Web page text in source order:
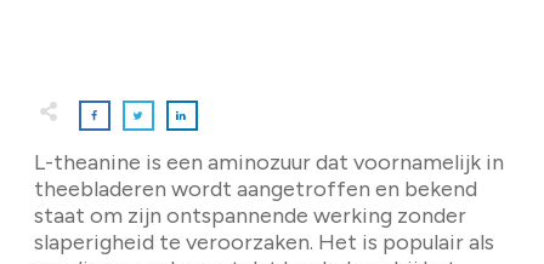
L-theanine is een aminozuur dat voornamelijk in
theebladeren wordt aangetroffen en bekend
staat om zijn ontspannende werking zonder
slaperigheid te veroorzaken. Het is populair als